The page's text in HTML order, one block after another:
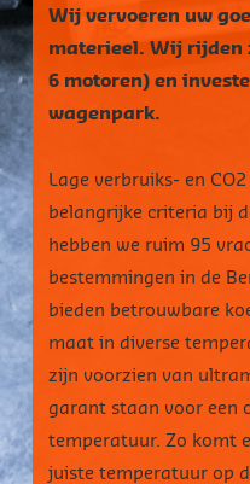
Wij vervoeren uw
materieel. Wij rijden
6 motoren) en
wagenpark.
Lage verbruiks- en
belangrijke criteria bij
hebben we ruim 95
bestemmingen in de
bieden betrouwbare
maat in diverse
zijn voorzien van
garant staan voor een
temperatuur. Zo komt
juiste temperatuur op